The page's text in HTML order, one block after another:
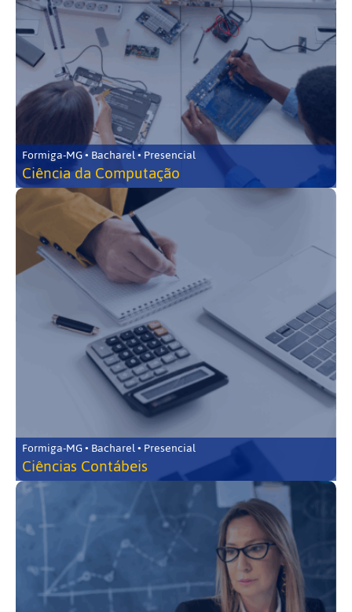
Formiga-MG • Bacharel • Presencial
Ciência da Computação
Formiga-MG • Bacharel • Presencial
Ciências Contábeis